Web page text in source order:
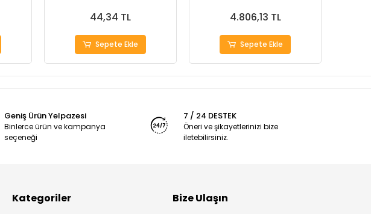
44,34 TL
Sepete Ekle
4.806,13 TL
Sepete Ekle
Geniş Ürün Yelpazesi
Binlerce ürün ve kampanya
seçeneği
7 / 24 DESTEK
Öneri ve şikayetlerinizi bize
iletebilirsiniz.
Kategoriler Bize Ulaşın